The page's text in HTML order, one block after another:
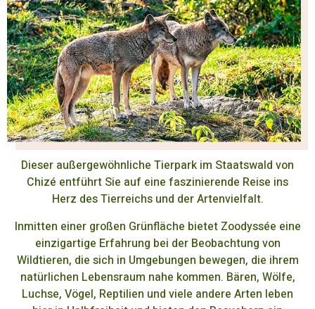
Dieser außergewöhnliche Tierpark im Staatswald von
Chizé entführt Sie auf eine faszinierende Reise ins
Herz des Tierreichs und der Artenvielfalt.
Inmitten einer großen Grünfläche bietet Zoodyssée eine
einzigartige Erfahrung bei der Beobachtung von
Wildtieren, die sich in Umgebungen bewegen, die ihrem
natürlichen Lebensraum nahe kommen. Bären, Wölfe,
Luchse, Vögel, Reptilien und viele andere Arten leben